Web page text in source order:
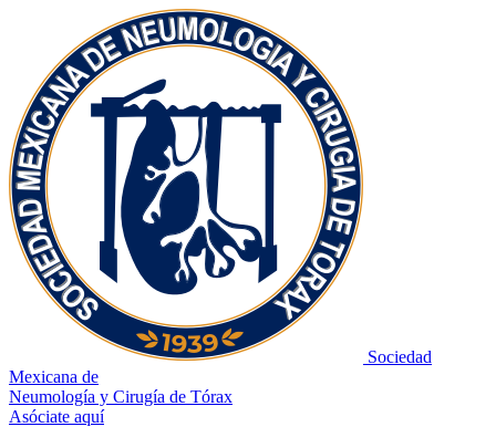
Sociedad
Mexicana de
Neumología y Cirugía de Tórax
Asóciate aquí